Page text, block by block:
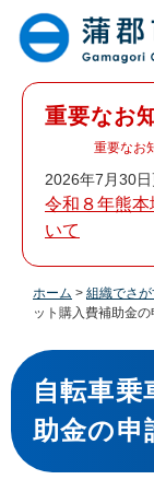
重要なお
2026年7月30
令和８年熊
いて
重要なお
ホーム > 組織でさ
ット購入費補助金
本
文
自転車乗
助金の申